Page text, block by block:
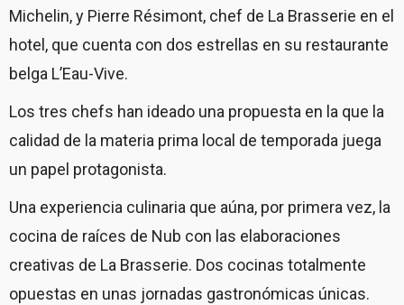
Michelin, y Pierre Résimont, chef de La Brasserie en el
hotel, que cuenta con dos estrellas en su restaurante
belga L’Eau-Vive.
Los tres chefs han ideado una propuesta en la que la
calidad de la materia prima local de temporada juega
un papel protagonista.
Una experiencia culinaria que aúna, por primera vez, la
cocina de raíces de Nub con las elaboraciones
creativas de La Brasserie. Dos cocinas totalmente
opuestas en unas jornadas gastronómicas únicas.